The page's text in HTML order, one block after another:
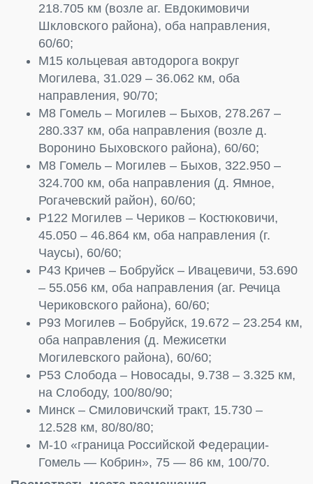
218.705 км (возле аг. Евдокимовичи
Шкловского района), оба направления,
60/60;
М15 кольцевая автодорога вокруг
Могилева, 31.029 – 36.062 км, оба
направления, 90/70;
М8 Гомель – Могилев – Быхов, 278.267 –
280.337 км, оба направления (возле д.
Воронино Быховского района), 60/60;
М8 Гомель – Могилев – Быхов, 322.950 –
324.700 км, оба направления (д. Ямное,
Рогачевский район), 60/60;
Р122 Могилев – Чериков – Костюковичи,
45.050 – 46.864 км, оба направления (г.
Чаусы), 60/60;
Р43 Кричев – Бобруйск – Ивацевичи, 53.690
– 55.056 км, оба направления (аг. Речица
Чериковского района), 60/60;
Р93 Могилев – Бобруйск, 19.672 – 23.254 км,
оба направления (д. Межисетки
Могилевского района), 60/60;
Р53 Слобода – Новосады, 9.738 – 3.325 км,
на Слободу, 100/80/90;
Минск – Смиловичский тракт, 15.730 –
12.528 км, 80/80/80;
М-10 «граница Российской Федерации-
Гомель — Кобрин», 75 — 86 км, 100/70.